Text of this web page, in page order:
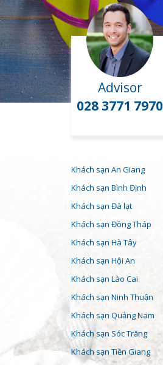
Advisor
028 3771 7970
Khách sạn An Giang
Khách sạn Bình Định
Khách sạn Đà lạt
Khách sạn Đồng Tháp
Khách sạn Hà Tây
Khách sạn Hội An
Khách sạn Lào Cai
Khách sạn Ninh Thuận
Khách sạn Quảng Nam
Khách sạn Sóc Trăng
Khách sạn Tiền Giang